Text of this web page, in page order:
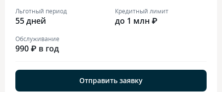
БОНУСЫ В РЕСТОРАНАХ
ПЛАТЕЖНЫЙ СТИКЕР
Льготный период
55 дней
Кредитный лимит
до 1 млн ₽
Обслуживание
990 ₽ в год
Отправить заявку